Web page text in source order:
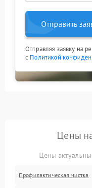
Отправить
Отправляя заявку на
с Политикой
Цены
Цены
Профилактическая чистка